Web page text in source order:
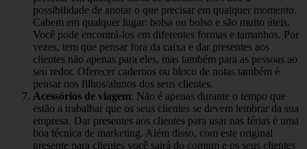
possibilidade de anotar o que precisar em qualquer momento.
Cabem em qualquer lugar: bolsa ou bolso e são muito úteis.
Você pode encontrá-los em diferentes formas e tamanhos. Por
vezes, tem que pensar fora da caixa e dar presentes aos
clientes não apenas para eles, mas também para as pessoas ao
seu redor. Oferecer cadernos ou bloco de notas também é
pensar nos filhos/alunos dos seus clientes.
Acessórios de viagem: Não é apenas durante o tempo que
estão a trabalhar que os seus clientes se devem lembrar da sua
empresa. Dar presentes aos clientes para usar nas férias é uma
boa técnica de marketing. Além disso, com este original
presente para clientes você sairá do comum e os seus clientes